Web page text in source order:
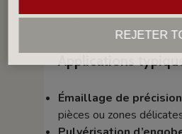
performance constante.
Applications
Émaillage de précision
pièces ou zones
REJETER